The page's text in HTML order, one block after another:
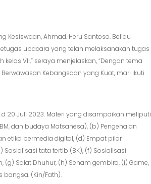
Ahmad. Heru Santoso. Beliau
upacara yang telah melaksanakan tugas
VII,” seraya menjelaskan, “Dengan tema
Kebangsaan yang Kuat, mari ikuti
20 Juli 2023. Materi yang disampaikan meliputi
dan budaya Matsanesa), (b) Pengenalan
etika bermedia digital, (d) Empat pilar
tata tertib (BK), (f) Sosialisasi
(g) Salat Dhuhur, (h) Senam gembira, (i) Game,
(Kin/Fath).